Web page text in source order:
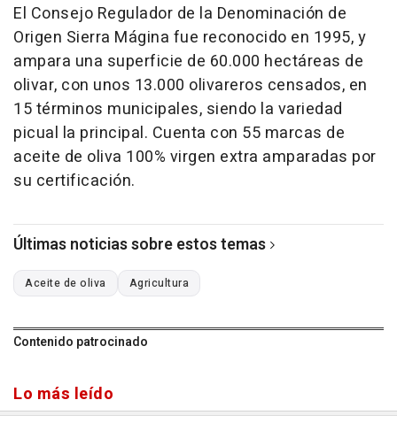
El Consejo Regulador de la Denominación de
Origen Sierra Mágina fue reconocido en 1995, y
ampara una superficie de 60.000 hectáreas de
olivar, con unos 13.000 olivareros censados, en
15 términos municipales, siendo la variedad
picual la principal. Cuenta con 55 marcas de
aceite de oliva 100% virgen extra amparadas por
su certificación.
Últimas noticias sobre estos temas
Aceite de oliva Agricultura
Contenido patrocinado
Lo más leído